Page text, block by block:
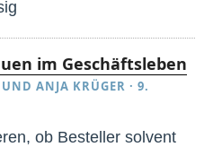
im Geschäftsleben
UNDANJA KRÜGER ·9.
ob Besteller solvent